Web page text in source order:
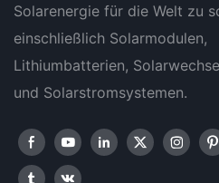
Solarenergie für die Welt zu
einschließlich Solarmodulen,
Lithiumbatterien,
und Solarstromsystemen.